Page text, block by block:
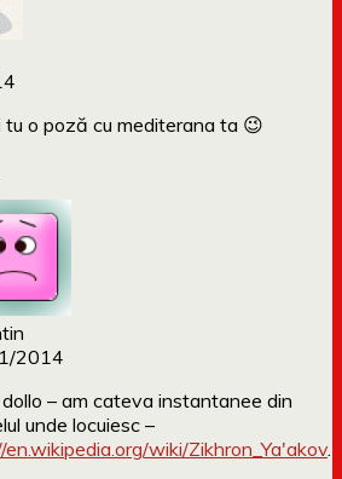
tu o poză cu mediterana ta 😉
2014
– am cateva instantanee din
unde locuiesc –
wiki/Zikhron_Ya'akov.